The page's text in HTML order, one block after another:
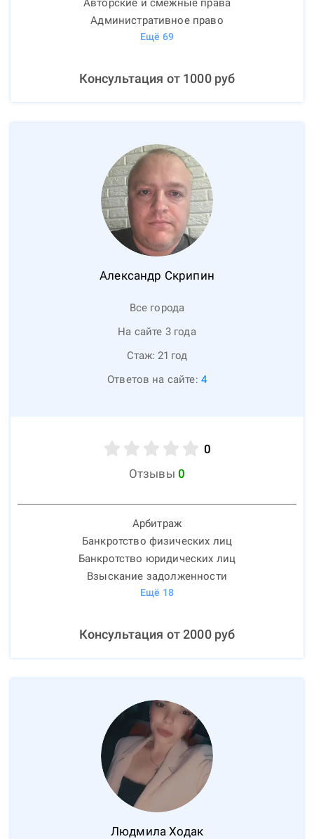
Авторские и смежные права
Административное право
Ещё 69
Консультация от 1000руб
Александр Скрипин
Все города
На сайте 3 года
Стаж: 21 год
Ответов на сайте: 4
0
Отзывы 0
Арбитраж
Банкротство физических лиц
Банкротство юридических лиц
Взыскание задолженности
Ещё 18
Консультация от2000руб
Людмила Ходак